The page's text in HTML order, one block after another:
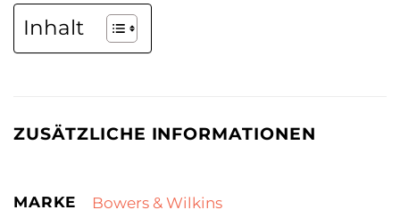
Inhalt
ZUSÄTZLICHE INFORMATIONEN
MARKE Bowers & Wilkins